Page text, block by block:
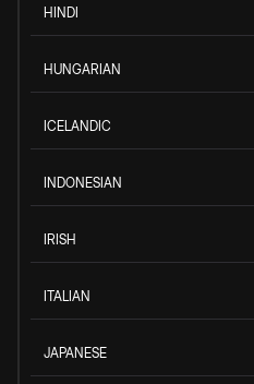
HINDI
HUNGARIAN
ICELANDIC
INDONESIAN
IRISH
ITALIAN
JAPANESE